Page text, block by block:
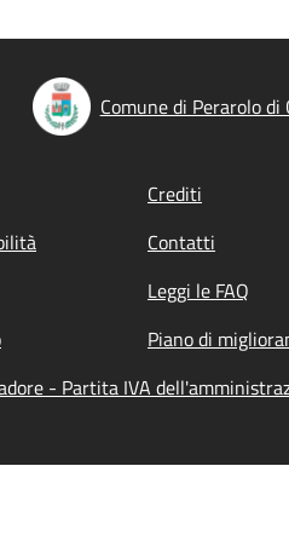
Comune di Perarolo di
Crediti
Contatti
Leggi le FAQ
Piano di
- Partita IVA